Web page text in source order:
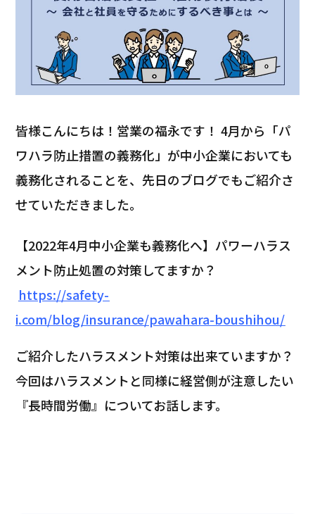
皆様こんにちは！営業の福永です！ 4月から「パ
ワハラ防止措置の義務化」が中小企業においても
義務化されることを、先日のブログでもご紹介さ
せていただきました。
【2022年4月中小企業も義務化へ】パワーハラス
メント防止処置の対策してますか？
https://safety-
i.com/blog/insurance/pawahara-boushihou/
ご紹介したハラスメント対策は出来ていますか？
今回はハラスメントと同様に経営側が注意したい
『長時間労働』についてお話します。